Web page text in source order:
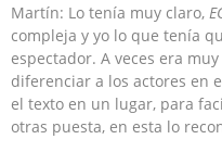
Martín: Lo tenía muy claro,
compleja y yo lo que tenía
espectador. A veces era
diferenciar a los actores en
el texto en un lugar, para
otras puesta, en esta lo